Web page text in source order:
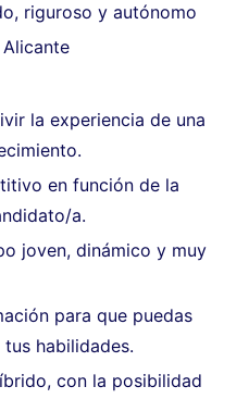
riguroso y autónomo
la experiencia de una
en función de la
a.
joven, dinámico y muy
para que puedas
habilidades.
con la posibilidad